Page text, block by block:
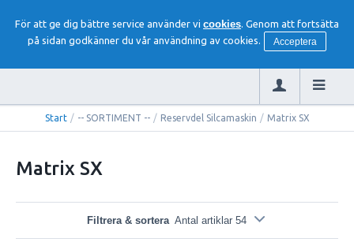
För att ge dig bättre service använder vi cookies. Genom att fortsätta
på sidan godkänner du vår användning av cookies.
Acceptera
Start / -- SORTIMENT -- / Reservdel Silcamaskin / Matrix SX
Matrix SX
Filtrera & sortera Antal artiklar 54